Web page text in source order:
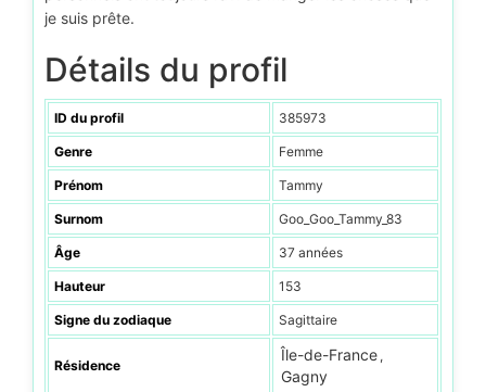
je suis prête.
Détails du profil
ID du profil 385973
Genre Femme
Prénom Tammy
Surnom Goo_Goo_Tammy_83
Âge 37 années
Hauteur 153
Signe du zodiaque Sagittaire
Résidence
Île-de-France ,
Gagny